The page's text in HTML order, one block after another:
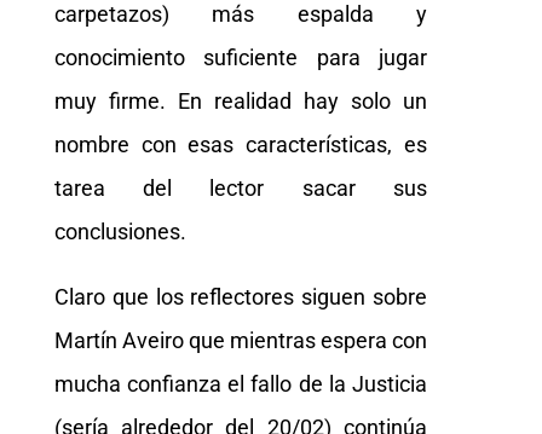
carpetazos) más espalda y
conocimiento suficiente para jugar
muy firme. En realidad hay solo un
nombre con esas características, es
tarea del lector sacar sus
conclusiones.
Claro que los reflectores siguen sobre
Martín Aveiro que mientras espera con
mucha confianza el fallo de la Justicia
(sería alrededor del 20/02) continúa